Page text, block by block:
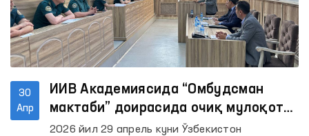
30
Апр
ИИВ Академиясида “Омбудсман
мактаби” доирасида очиқ мулоқот
ўтказилди
2026 йил 29 апрель куни Ўзбекистон